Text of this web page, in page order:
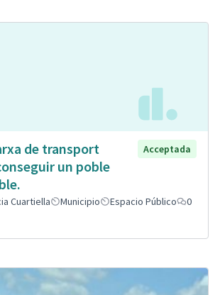
de transport
un poble
Acceptada
Cuartiella Municipio Espacio Público
0